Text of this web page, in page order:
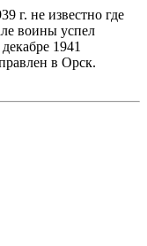
г. не известно где
воины успел
1941
в Орск.